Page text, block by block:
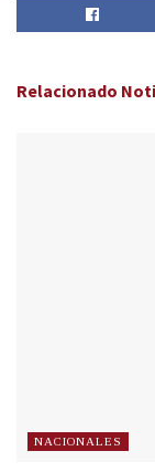
Relacionado
NACIONALES